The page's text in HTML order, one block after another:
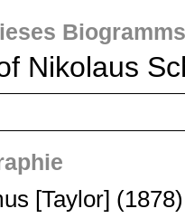
Nikolaus
[Taylor]